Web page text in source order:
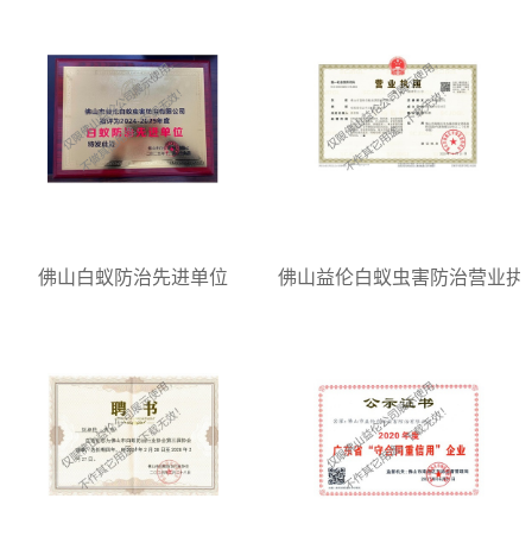
佛山白蚁防治先进单位 佛山益伦白蚁虫害防治营业执